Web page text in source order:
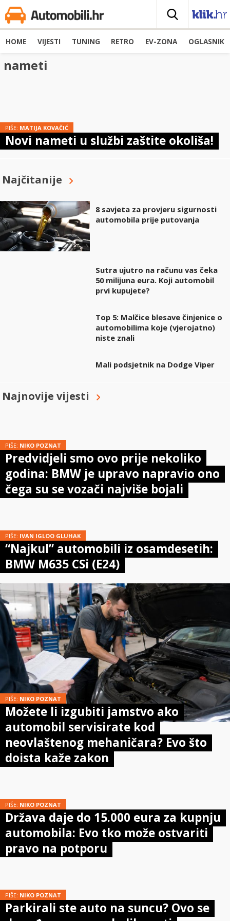
HOME VIJESTI TUNING RETRO EV-ZONA OGLASNIK
nameti
PIŠE: MATIJA KOVAČIĆ
Novi nameti u službi zaštite okoliša!
Najčitanije
8 savjeta za provjeru sigurnosti
automobila prije putovanja
Sutra ujutro na računu vas čeka
50 milijuna eura. Koji automobil
prvi kupujete?
Top 5: Malčice blesave činjenice o
automobilima koje (vjerojatno)
niste znali
Mali podsjetnik na Dodge Viper
Najnovije vijesti
PIŠE: NIKO POZNAT
Predvidjeli smo ovo prije nekoliko
godina: BMW je upravo napravio ono
čega su se vozači najviše bojali
PIŠE: IVAN IGLOO GLUHAK
“Najkul” automobili iz osamdesetih:
BMW M635 CSi (E24)
PIŠE: NIKO POZNAT
Možete li izgubiti jamstvo ako
automobil servisirate kod
neovlaštenog mehaničara? Evo što
doista kaže zakon
PIŠE: NIKO POZNAT
Država daje do 15.000 eura za kupnju
automobila: Evo tko može ostvariti
pravo na potporu
PIŠE: NIKO POZNAT
Parkirali ste auto na suncu? Ovo se